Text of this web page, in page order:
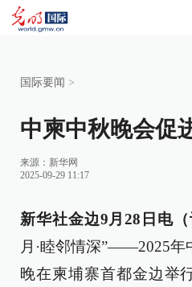
国际要闻 >
中柬中秋晚会促
来源： 新华网
2025-09-29 11:17
新华社金边9月28日电（
月·睦邻情深”——2025年
晚在柬埔寨首都金边举